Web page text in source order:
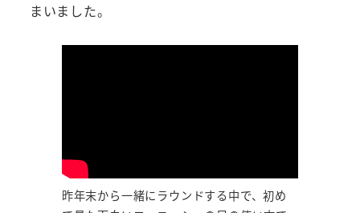
まいました。
昨年末から一緒にラウンドする中で、初め